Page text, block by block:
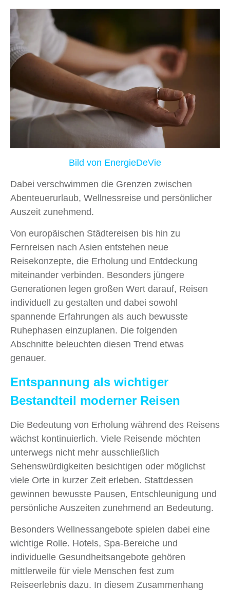
Bild von EnergieDeVie
Dabei verschwimmen die Grenzen zwischen
Abenteuerurlaub, Wellnessreise und persönlicher
Auszeit zunehmend.
Von europäischen Städtereisen bis hin zu
Fernreisen nach Asien entstehen neue
Reisekonzepte, die Erholung und Entdeckung
miteinander verbinden. Besonders jüngere
Generationen legen großen Wert darauf, Reisen
individuell zu gestalten und dabei sowohl
spannende Erfahrungen als auch bewusste
Ruhephasen einzuplanen. Die folgenden
Abschnitte beleuchten diesen Trend etwas
genauer.
Entspannung als wichtiger
Bestandteil moderner Reisen
Die Bedeutung von Erholung während des Reisens
wächst kontinuierlich. Viele Reisende möchten
unterwegs nicht mehr ausschließlich
Sehenswürdigkeiten besichtigen oder möglichst
viele Orte in kurzer Zeit erleben. Stattdessen
gewinnen bewusste Pausen, Entschleunigung und
persönliche Auszeiten zunehmend an Bedeutung.
Besonders Wellnessangebote spielen dabei eine
wichtige Rolle. Hotels, Spa-Bereiche und
individuelle Gesundheitsangebote gehören
mittlerweile für viele Menschen fest zum
Reiseerlebnis dazu. In diesem Zusammenhang